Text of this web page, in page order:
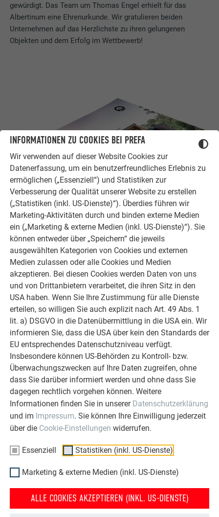
INFORMATIONEN ZU COOKIES BEI PREFA
Wir verwenden auf dieser Website Cookies zur
Datenerfassung, um ein benutzerfreundliches Erlebnis zu
ermöglichen („Essenziell“) und Statistiken zur
Verbesserung der Qualität unserer Website zu erstellen
(„Statistiken (inkl. US-Dienste)“). Überdies führen wir
Marketing-Aktivitäten durch und binden externe Medien
ein („Marketing & externe Medien (inkl. US-Dienste)“). Sie
können entweder über „Speichern“ die jeweils
ausgewählten Kategorien von Cookies und externen
Medien zulassen oder alle Cookies und Medien
akzeptieren. Bei diesen Cookies werden Daten von uns
und von Drittanbietern verarbeitet, die ihren Sitz in den
USA haben. Wenn Sie Ihre Zustimmung für alle Dienste
erteilen, so willigen Sie auch explizit nach Art. 49 Abs. 1
lit. a) DSGVO in die Datenübermittlung in die USA ein. Wir
informieren Sie, dass die USA über kein den Standards der
EU entsprechendes Datenschutzniveau verfügt.
Insbesondere können US-Behörden zu Kontroll- bzw.
Überwachungszwecken auf Ihre Daten zugreifen, ohne
dass Sie darüber informiert werden und ohne dass Sie
dagegen rechtlich vorgehen können. Weitere
Informationen finden Sie in unserer Datenschutzerklärung
und im Impressum. Sie können Ihre Einwilligung jederzeit
über die Cookie-Einstellungen widerrufen.
Essenziell Statistiken (inkl. US-Dienste)
Marketing & externe Medien (inkl. US-Dienste)
ALLE COOKIES AKZEPTIEREN (INKL. US-DIENSTE)
gewürdigt. Das Team um Thomas Engel erhielt für das
Albertinum eine Ehrenurkunde. Wir gratulieren beiden
Unternehmen auf das Herzlichste zu ihren gelungenen
Objekten und dem Erfolg im Wettbewerb!
PREFARENZEN kostenlos bestellen
Bestellen Sie das PREFA Architekturbuch mit
Architekteninterviews und spektakulären Objekten. Oder
fordern Sie den Architektenordner mit allen Details zu
unseren Produkten an.
PREFARENZEN BESTELLEN
Klicken Sie sich durch die Galerie
Ganz viel PREFA Inspiration auf einen Klick gefällig? In der
Referenzgalerie können Sie PREFA Objekte ansehen und
nach Produktkategorien filtern.
ZUR REFERENZGALERIE